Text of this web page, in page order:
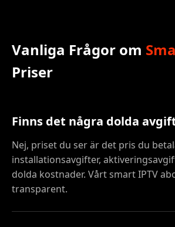
Vanliga Frågor om
Priser
Finns det några dolda
Nej, priset du ser är det pris du
installationsavgifter,
dolda kostnader. Vårt smart IPTV
transparent.